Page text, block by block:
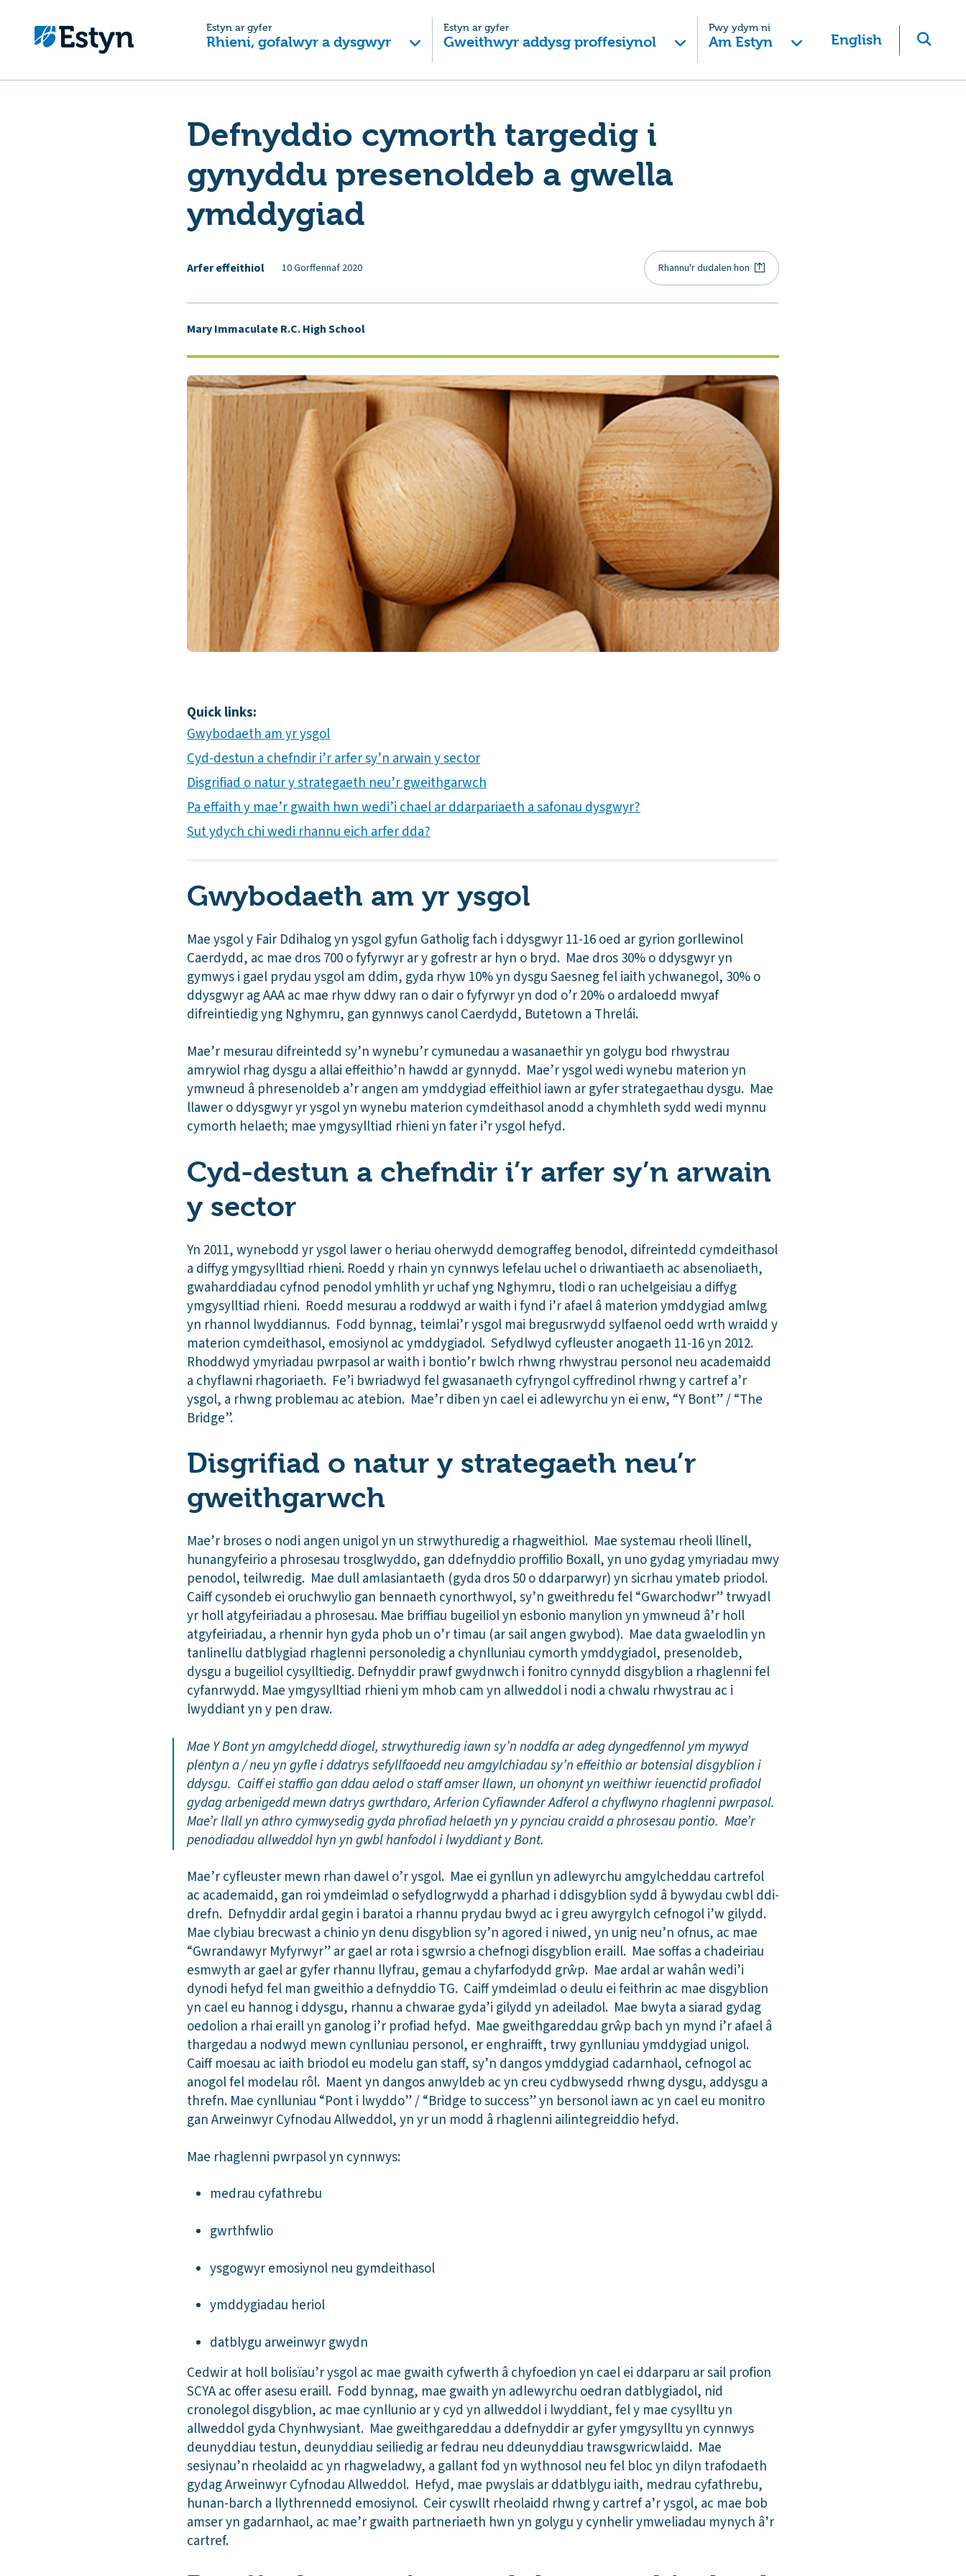
Estyn ar gyfer
Rhieni, gofalwyr a dysgwyr
Estyn ar gyfer
Gweithwyr addysg proffesiynol
Pwy ydym ni
Am Estyn English
Defnyddio cymorth targedig i
gynyddu presenoldeb a gwella
ymddygiad
Arfer effeithiol 10 Gorffennaf 2020 Rhannu'r dudalen hon
Mary Immaculate R.C. High School
Quick links:
Gwybodaeth am yr ysgol
Cyd-destun a chefndir i’r arfer sy’n arwain y sector
Disgrifiad o natur y strategaeth neu’r gweithgarwch
Pa effaith y mae’r gwaith hwn wedi’i chael ar ddarpariaeth a safonau dysgwyr?
Sut ydych chi wedi rhannu eich arfer dda?
Gwybodaeth am yr ysgol
Mae ysgol y Fair Ddihalog yn ysgol gyfun Gatholig fach i ddysgwyr 11-16 oed ar gyrion gorllewinol
Caerdydd, ac mae dros 700 o fyfyrwyr ar y gofrestr ar hyn o bryd. Mae dros 30% o ddysgwyr yn
gymwys i gael prydau ysgol am ddim, gyda rhyw 10% yn dysgu Saesneg fel iaith ychwanegol, 30% o
ddysgwyr ag AAA ac mae rhyw ddwy ran o dair o fyfyrwyr yn dod o’r 20% o ardaloedd mwyaf
difreintiedig yng Nghymru, gan gynnwys canol Caerdydd, Butetown a Threlái.
Mae’r mesurau difreintedd sy’n wynebu’r cymunedau a wasanaethir yn golygu bod rhwystrau
amrywiol rhag dysgu a allai effeithio’n hawdd ar gynnydd. Mae’r ysgol wedi wynebu materion yn
ymwneud â phresenoldeb a’r angen am ymddygiad effeithiol iawn ar gyfer strategaethau dysgu. Mae
llawer o ddysgwyr yr ysgol yn wynebu materion cymdeithasol anodd a chymhleth sydd wedi mynnu
cymorth helaeth; mae ymgysylltiad rhieni yn fater i’r ysgol hefyd.
Cyd-destun a chefndir i’r arfer sy’n arwain
y sector
Yn 2011, wynebodd yr ysgol lawer o heriau oherwydd demograffeg benodol, difreintedd cymdeithasol
a diffyg ymgysylltiad rhieni. Roedd y rhain yn cynnwys lefelau uchel o driwantiaeth ac absenoliaeth,
gwaharddiadau cyfnod penodol ymhlith yr uchaf yng Nghymru, tlodi o ran uchelgeisiau a diffyg
ymgysylltiad rhieni. Roedd mesurau a roddwyd ar waith i fynd i’r afael â materion ymddygiad amlwg
yn rhannol lwyddiannus. Fodd bynnag, teimlai’r ysgol mai bregusrwydd sylfaenol oedd wrth wraidd y
materion cymdeithasol, emosiynol ac ymddygiadol. Sefydlwyd cyfleuster anogaeth 11-16 yn 2012.
Rhoddwyd ymyriadau pwrpasol ar waith i bontio’r bwlch rhwng rhwystrau personol neu academaidd
a chyflawni rhagoriaeth. Fe’i bwriadwyd fel gwasanaeth cyfryngol cyffredinol rhwng y cartref a’r
ysgol, a rhwng problemau ac atebion. Mae’r diben yn cael ei adlewyrchu yn ei enw, “Y Bont” / “The
Bridge”.
Disgrifiad o natur y strategaeth neu’r
gweithgarwch
Mae’r broses o nodi angen unigol yn un strwythuredig a rhagweithiol. Mae systemau rheoli llinell,
hunangyfeirio a phrosesau trosglwyddo, gan ddefnyddio proffilio Boxall, yn uno gydag ymyriadau mwy
penodol, teilwredig. Mae dull amlasiantaeth (gyda dros 50 o ddarparwyr) yn sicrhau ymateb priodol.
Caiff cysondeb ei oruchwylio gan bennaeth cynorthwyol, sy’n gweithredu fel “Gwarchodwr” trwyadl
yr holl atgyfeiriadau a phrosesau. Mae briffiau bugeiliol yn esbonio manylion yn ymwneud â’r holl
atgyfeiriadau, a rhennir hyn gyda phob un o’r timau (ar sail angen gwybod). Mae data gwaelodlin yn
tanlinellu datblygiad rhaglenni personoledig a chynlluniau cymorth ymddygiadol, presenoldeb,
dysgu a bugeiliol cysylltiedig. Defnyddir prawf gwydnwch i fonitro cynnydd disgyblion a rhaglenni fel
cyfanrwydd. Mae ymgysylltiad rhieni ym mhob cam yn allweddol i nodi a chwalu rhwystrau ac i
lwyddiant yn y pen draw.
Mae Y Bont yn amgylchedd diogel, strwythuredig iawn sy’n noddfa ar adeg dyngedfennol ym mywyd
plentyn a / neu yn gyfle i ddatrys sefyllfaoedd neu amgylchiadau sy’n effeithio ar botensial disgyblion i
ddysgu. Caiff ei staffio gan ddau aelod o staff amser llawn, un ohonynt yn weithiwr ieuenctid profiadol
gydag arbenigedd mewn datrys gwrthdaro, Arferion Cyfiawnder Adferol a chyflwyno rhaglenni pwrpasol.
Mae’r llall yn athro cymwysedig gyda phrofiad helaeth yn y pynciau craidd a phrosesau pontio. Mae’r
penodiadau allweddol hyn yn gwbl hanfodol i lwyddiant y Bont.
Mae’r cyfleuster mewn rhan dawel o’r ysgol. Mae ei gynllun yn adlewyrchu amgylcheddau cartrefol
ac academaidd, gan roi ymdeimlad o sefydlogrwydd a pharhad i ddisgyblion sydd â bywydau cwbl ddi-
drefn. Defnyddir ardal gegin i baratoi a rhannu prydau bwyd ac i greu awyrgylch cefnogol i’w gilydd.
Mae clybiau brecwast a chinio yn denu disgyblion sy’n agored i niwed, yn unig neu’n ofnus, ac mae
“Gwrandawyr Myfyrwyr” ar gael ar rota i sgwrsio a chefnogi disgyblion eraill. Mae soffas a chadeiriau
esmwyth ar gael ar gyfer rhannu llyfrau, gemau a chyfarfodydd grŵp. Mae ardal ar wahân wedi’i
dynodi hefyd fel man gweithio a defnyddio TG. Caiff ymdeimlad o deulu ei feithrin ac mae disgyblion
yn cael eu hannog i ddysgu, rhannu a chwarae gyda’i gilydd yn adeiladol. Mae bwyta a siarad gydag
oedolion a rhai eraill yn ganolog i’r profiad hefyd. Mae gweithgareddau grŵp bach yn mynd i’r afael â
thargedau a nodwyd mewn cynlluniau personol, er enghraifft, trwy gynlluniau ymddygiad unigol.
Caiff moesau ac iaith briodol eu modelu gan staff, sy’n dangos ymddygiad cadarnhaol, cefnogol ac
anogol fel modelau rôl. Maent yn dangos anwyldeb ac yn creu cydbwysedd rhwng dysgu, addysgu a
threfn. Mae cynlluniau “Pont i lwyddo” / “Bridge to success” yn bersonol iawn ac yn cael eu monitro
gan Arweinwyr Cyfnodau Allweddol, yn yr un modd â rhaglenni ailintegreiddio hefyd.
Mae rhaglenni pwrpasol yn cynnwys:
medrau cyfathrebu
gwrthfwlio
ysgogwyr emosiynol neu gymdeithasol
ymddygiadau heriol
datblygu arweinwyr gwydn
Cedwir at holl bolisïau’r ysgol ac mae gwaith cyfwerth â chyfoedion yn cael ei ddarparu ar sail profion
SCYA ac offer asesu eraill. Fodd bynnag, mae gwaith yn adlewyrchu oedran datblygiadol, nid
cronolegol disgyblion, ac mae cynllunio ar y cyd yn allweddol i lwyddiant, fel y mae cysylltu yn
allweddol gyda Chynhwysiant. Mae gweithgareddau a ddefnyddir ar gyfer ymgysylltu yn cynnwys
deunyddiau testun, deunyddiau seiliedig ar fedrau neu ddeunyddiau trawsgwricwlaidd. Mae
sesiynau’n rheolaidd ac yn rhagweladwy, a gallant fod yn wythnosol neu fel bloc yn dilyn trafodaeth
gydag Arweinwyr Cyfnodau Allweddol. Hefyd, mae pwyslais ar ddatblygu iaith, medrau cyfathrebu,
hunan-barch a llythrennedd emosiynol. Ceir cyswllt rheolaidd rhwng y cartref a’r ysgol, ac mae bob
amser yn gadarnhaol, ac mae’r gwaith partneriaeth hwn yn golygu y cynhelir ymweliadau mynych â’r
cartref.